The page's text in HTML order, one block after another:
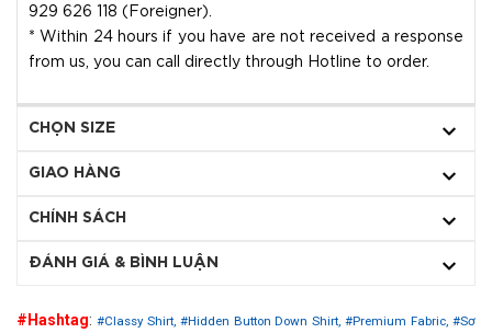
929 626 118 (Foreigner).
* Within 24 hours if you have are not received a response
from us, you can call directly through Hotline to order.
CHỌN SIZE
GIAO HÀNG
CHÍNH SÁCH
ĐÁNH GIÁ & BÌNH LUẬN
#Hashtag: #Classy Shirt, #Hidden Button Down Shirt,#Premium Fabric,#Sơ